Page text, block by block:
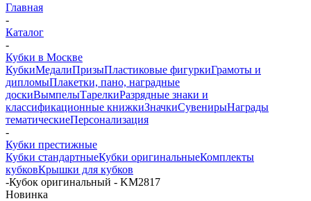
Главная
-
Каталог
-
Кубки в Москве
КубкиМедалиПризыПластиковые фигуркиГрамоты и
дипломыПлакетки, пано, наградные
доскиВымпелыТарелкиРазрядные знаки и
классификационные книжкиЗначкиСувенирыНаграды
тематическиеПерсонализация
-
Кубки престижные
Кубки стандартныеКубки оригинальныеКомплекты
кубковКрышки для кубков
-Кубок оригинальный - KM2817
Новинка